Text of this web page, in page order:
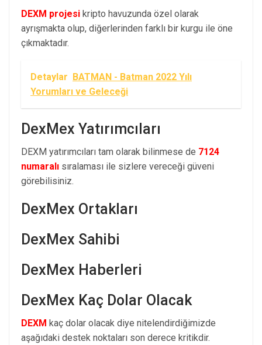
DEXM projesi kripto havuzunda özel olarak
ayrışmakta olup, diğerlerinden farklı bir kurgu ile öne
çıkmaktadır.
Detaylar BATMAN - Batman 2022 Yılı
Yorumları ve Geleceği
DexMex Yatırımcıları
DEXM yatırımcıları tam olarak bilinmese de 7124
numaralı sıralaması ile sizlere vereceği güveni
görebilisiniz.
DexMex Ortakları
DexMex Sahibi
DexMex Haberleri
DexMex Kaç Dolar Olacak
DEXM kaç dolar olacak diye nitelendirdiğimizde
aşağıdaki destek noktaları son derece kritikdir.